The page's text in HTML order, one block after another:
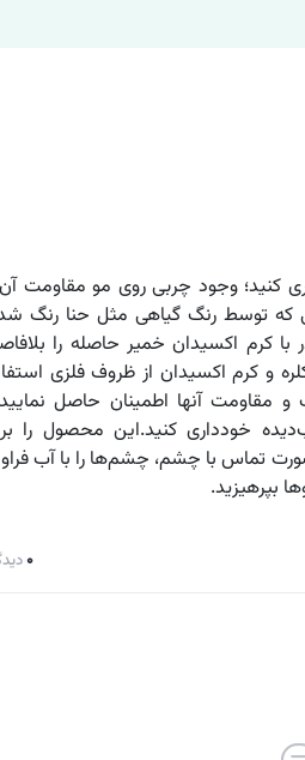
کنید؛ وجود چربی روی مو مقاومت آن
که توسط رنگ گیاهی مثل حنا رنگ
کرم اکسیدان خمیر حاصله را
و کرم اکسیدان از ظروف فلزی
مقاومت آنها اطمینان حاصل
خودداری کنید.این محصول را
تماس با چشم، چشم‌ها را با آب
بپرهیزید.
0